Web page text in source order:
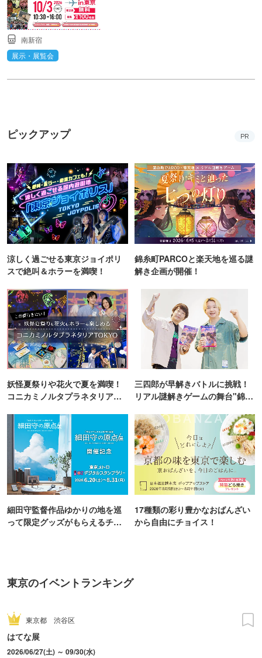
南新宿
展示・展覧会
ピックアップ PR
涼しく過ごせる東京ジョイポリ
スで絶叫＆ホラーを満喫！
錦糸町PARCOと楽天地を巡る謎
解き企画が開催！
妖怪夏祭りや花火で夏を満喫！
コニカミノルタプラネタリア
三四郎が早解きバトルに挑戦！
リアル謎解きゲームの舞台"錦糸
細田守監督作品ゆかりの地を巡
って限定グッズがもらえるチャ
17種類の彩り豊かなおばんざい
から自由にチョイス！
東京のイベントランキング
東京都 渋谷区
はてな展
2026/06/27(土) ～ 09/30(水)